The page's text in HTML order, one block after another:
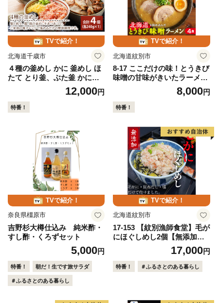
TVで紹介！
北海道千歳市
４種の釜めし かに 釜めし ほ
たて とり釜、ぶた釜 かに釜
めし ほたて釜めし とり釜め
12,000円
特番！
TVで紹介！
北海道紋別市
8-17 ここだけの味！とうきび
味噌の甘味がきいたラーメン
8,000円
特番！
TVで紹介！
奈良県橿原市
吉野杉大樽仕込み 純米酢・
すし酢・くろずセット
5,000円
特番！ 朝だ！生です旅サラダ
＃ふるさとのある暮らし
TVで紹介！
北海道紋別市
17-153 【紋別漁師食堂】毛が
にほぐしめし2個【無添加】
17,000円
特番！ ＃ふるさとのある暮らし